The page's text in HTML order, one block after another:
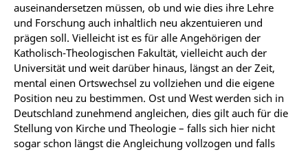
auseinandersetzen müssen, ob und wie dies ihre Lehre
und Forschung auch inhaltlich neu akzentuieren und
prägen soll. Vielleicht ist es für alle Angehörigen der
Katholisch-Theologischen Fakultät, vielleicht auch der
Universität und weit darüber hinaus, längst an der Zeit,
mental einen Ortswechsel zu vollziehen und die eigene
Position neu zu bestimmen. Ost und West werden sich in
Deutschland zunehmend angleichen, dies gilt auch für die
Stellung von Kirche und Theologie – falls sich hier nicht
sogar schon längst die Angleichung vollzogen und falls